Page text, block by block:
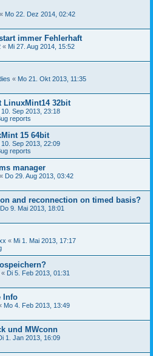
« Mo 22. Dez 2014, 02:42
immer Fehlerhaft
« Mi 27. Aug 2014, 15:52
« Mo 21. Okt 2013, 11:35
LinuxMint14 32bit
10. Sep 2013, 23:18
reports
15 64bit
10. Sep 2013, 22:09
reports
manager
« Do 29. Aug 2013, 03:42
and reconnection on timed basis?
Do 9. Mai 2013, 18:01
« Mi 1. Mai 2013, 17:17
« Di 5. Feb 2013, 01:31
Info
Mo 4. Feb 2013, 13:49
und MWconn
1. Jan 2013, 16:09